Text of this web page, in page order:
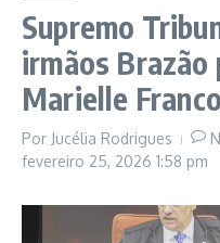
Supremo
irmãos Brazão
Marielle Franco
Por Jucélia Rodrigues
fevereiro 25, 2026 1:58 pm